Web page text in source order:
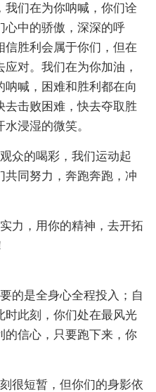
我们在为你呐喊，你们诠
心中的骄傲，深深的呼
信胜利会属于你们，但在
对。我们在为你加油，
喊，困难和胜利都在向
去击败困难，快去夺取胜
浸湿的微笑。
众的喝彩，我们运动起
共同努力，奔跑奔跑，冲
力，用你的精神，去开拓
的是全身心全程投入；自
时此刻，你们处在最风光
的信心，只要跑下来，你
很短暂，但你们的身影依